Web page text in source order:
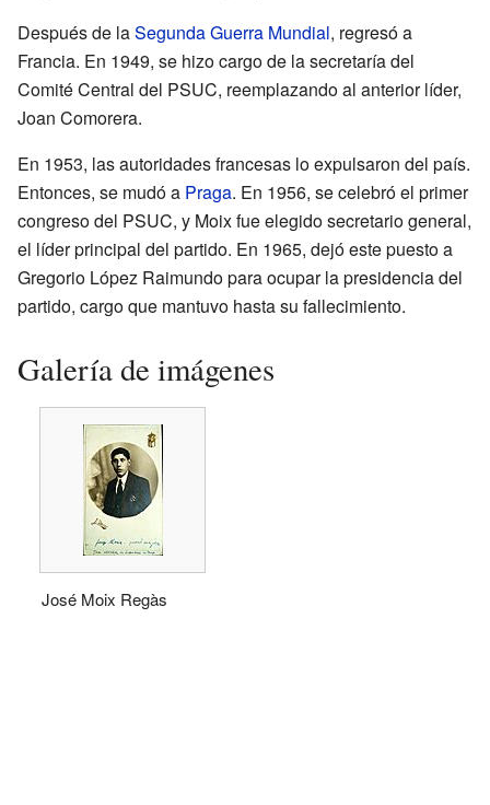
Después de laSegunda Guerra Mundial, regresó a
Francia. En 1949, se hizo cargo de la secretaría del
Comité Central del PSUC, reemplazando al anterior líder,
Joan Comorera.
En 1953, las autoridades francesas lo expulsaron del país.
Entonces, se mudó a Praga. En 1956, se celebró el primer
congreso del PSUC, y Moix fue elegido secretario general,
el líder principal del partido. En 1965, dejó este puesto a
Gregorio López Raimundo para ocupar la presidencia del
partido, cargo que mantuvo hasta su fallecimiento.
Galería de imágenes
José Moix Regàs